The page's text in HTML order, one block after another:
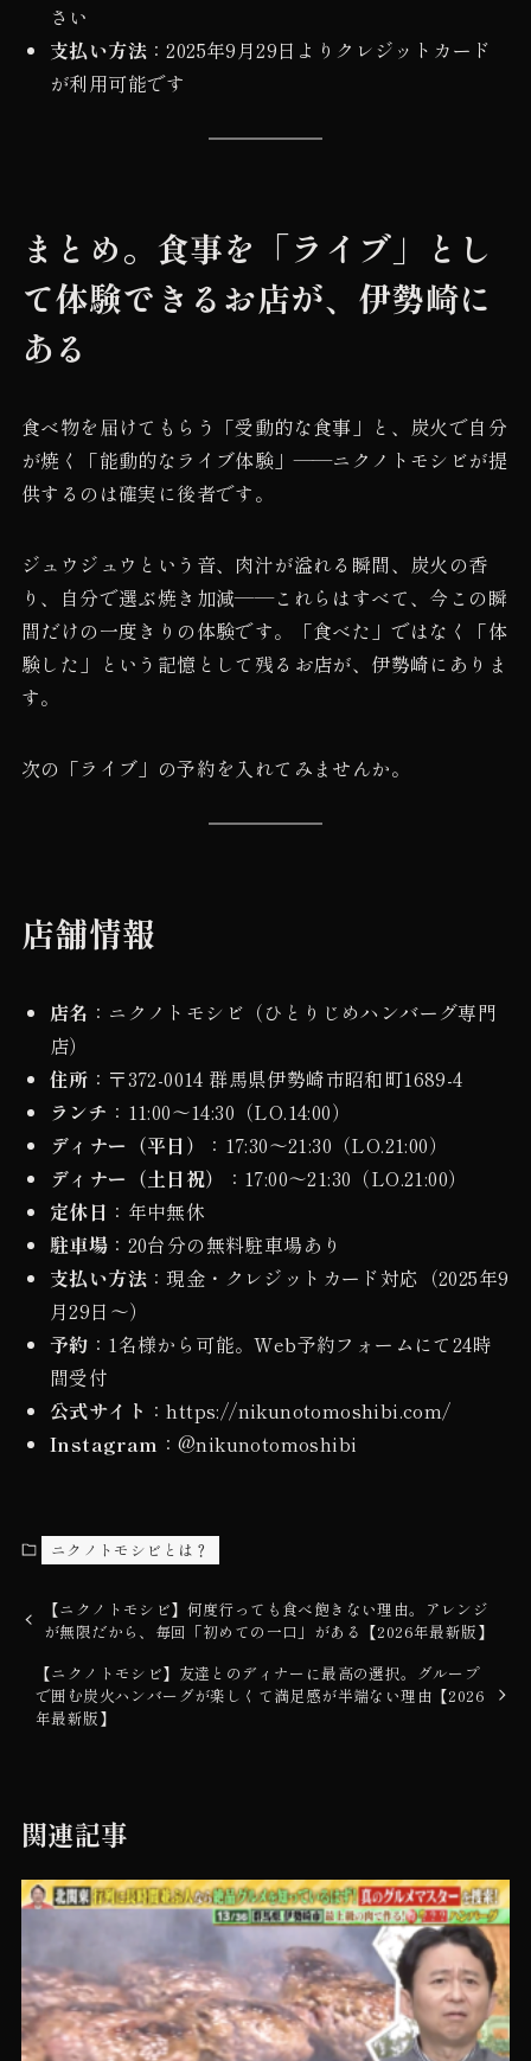
さい
支払い方法：2025年9月29日よりクレジットカード
が利用可能です
まとめ。食事を「ライブ」とし
て体験できるお店が、伊勢崎に
ある
食べ物を届けてもらう「受動的な食事」と、炭火で自分
が焼く「能動的なライブ体験」——ニクノトモシビが提
供するのは確実に後者です。
ジュウジュウという音、肉汁が溢れる瞬間、炭火の香
り、自分で選ぶ焼き加減——これらはすべて、今この瞬
間だけの一度きりの体験です。「食べた」ではなく「体
験した」という記憶として残るお店が、伊勢崎にありま
す。
次の「ライブ」の予約を入れてみませんか。
店舗情報
店名 ：ニクノトモシビ（ひとりじめハンバーグ専門
店）
住所 ：〒372-0014 群馬県伊勢崎市昭和町1689-4
ランチ ：11:00〜14:30（LO.14:00）
ディナー（平日）
：17:30〜21:30（LO.21:00）
ディナー（土日祝）
：17:00〜21:30（LO.21:00）
定休日 ：年中無休
駐車場 ：20台分の無料駐車場あり
支払い方法：現金・クレジットカード対応（2025年9
月29日〜）
予約 ：1名様から可能。Web予約フォームにて24時
間受付
公式サイト ：https://nikunotomoshibi.com/
Instagram ：@nikunotomoshibi
ニクノトモシビとは？
【ニクノトモシビ】何度行っても食べ飽きない理由。アレンジ
が無限だから、毎回「初めての一口」がある【2026年最新版】
【ニクノトモシビ】友達とのディナーに最高の選択。グループ
で囲む炭火ハンバーグが楽しくて満足感が半端ない理由【2026
年最新版】
関連記事